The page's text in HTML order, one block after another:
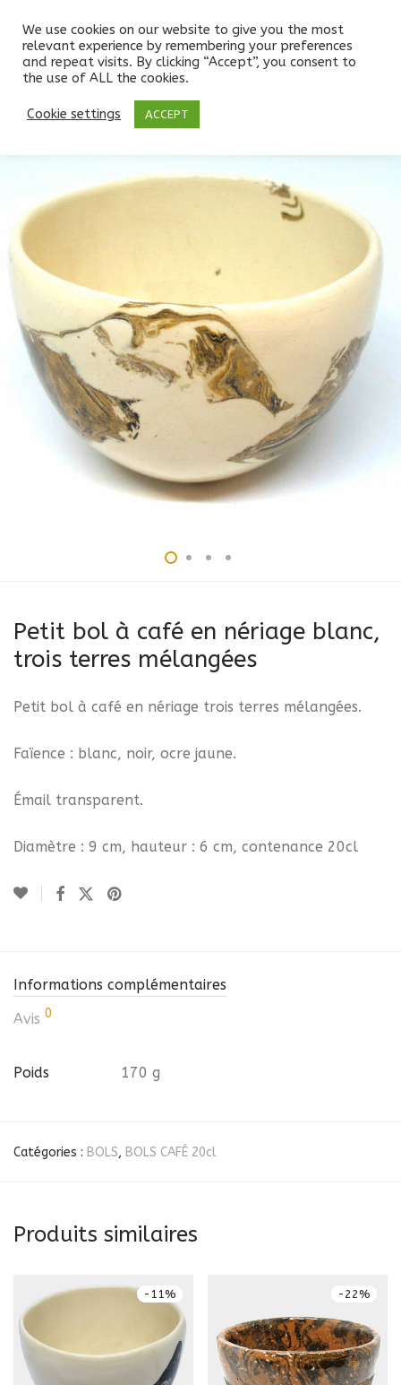
Boutique / BOLS / BOLS CAFÉ 20cl
Petit bol à café en nériage blanc,
trois terres mélangées
Petit bol à café en nériage trois terres mélangées.
Faïence : blanc, noir, ocre jaune.
Émail transparent.
Diamètre : 9 cm, hauteur : 6 cm, contenance 20cl
Informations complémentaires
Avis 0
Poids 170 g
Catégories : BOLS, BOLS CAFÉ 20cl
Produits similaires
- 11% - 22%
We use cookies on our website to give you the most
relevant experience by remembering your preferences
and repeat visits. By clicking “Accept”, you consent to
the use of ALL the cookies.
Cookie settings ACCEPT